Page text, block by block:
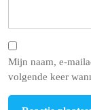
Mijn naam, e-
volgende keer